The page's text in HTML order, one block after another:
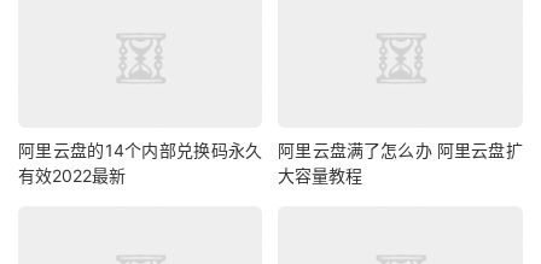
阿里云盘的14个内部兑换码永久
有效2022最新
阿里云盘满了怎么办 阿里云盘扩
大容量教程